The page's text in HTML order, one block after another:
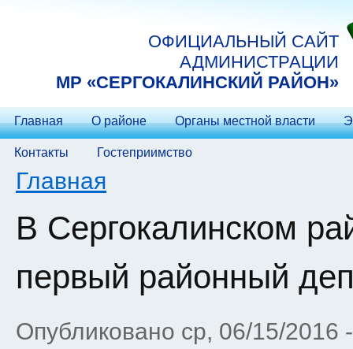
ОФИЦИАЛЬНЫЙ САЙТ
АДМИНИСТРАЦИИ
МP «СЕРГОКАЛИНСКИЙ РАЙОН»
Главная О районе Органы местной власти
Контакты Гостеприимство
Вы здесь
Главная
В Сергокалинском
первый районный
Опубликовано ср, 06/15/2016